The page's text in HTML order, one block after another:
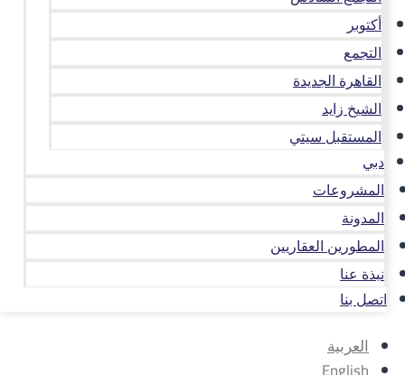
أكتوبر
التجمع
القاهرة الجديدة
الشيخ زايد
المستقبل سيتي
دبي
المشروعات
المدونة
المطورين العقاريين
نبذة عنا
اتصل بنا
العربية